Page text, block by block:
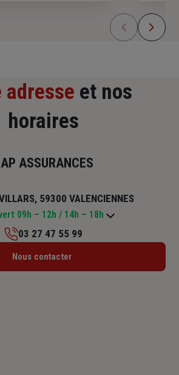
adresse et nos
horaires
ASSURANCES
59300 VALENCIENNES
Ouvert 09h – 12h / 14h – 18h
Lundi : 14h – 18h
03 27 47 55 99
Nous contacter